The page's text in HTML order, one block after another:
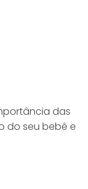
das
do seu bebê e